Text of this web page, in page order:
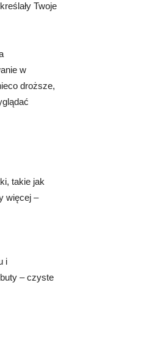
Twoje
w
droższe,
takie jak
więcej –
i
– czyste